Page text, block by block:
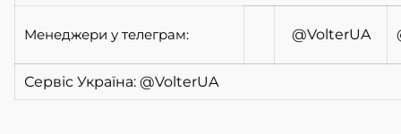
Менеджери у телеграм: @VolterUA
Сервіс Україна: @VolterUA